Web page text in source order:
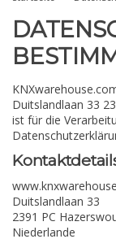
Duitslandlaan 33
ist für die
Duitslandlaan 33
2391 PC
Niederlande